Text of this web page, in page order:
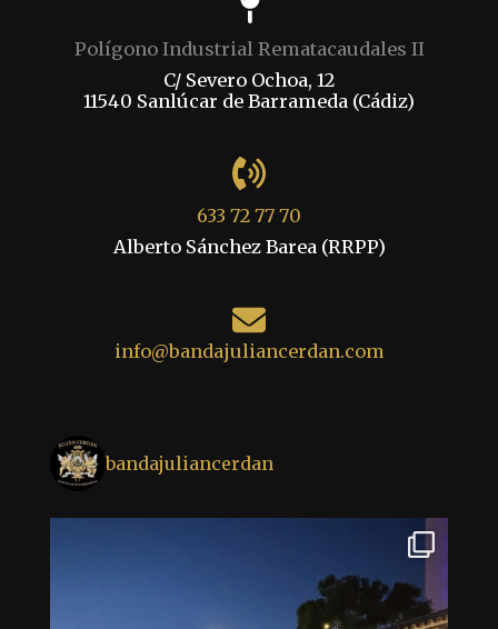
Polígono Industrial Rematacaudales II
C/ Severo Ochoa, 12
11540 Sanlúcar de Barrameda (Cádiz)
633 72 77 70
Alberto Sánchez Barea (RRPP)
info@bandajuliancerdan.com
bandajuliancerdan